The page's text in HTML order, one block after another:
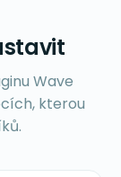
Wave
kterou